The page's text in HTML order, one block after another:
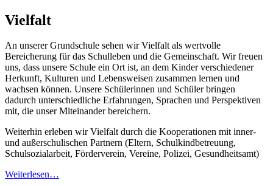
Vielfalt
An unserer Grundschule sehen wir Vielfalt als wertvolle
Bereicherung für das Schulleben und die Gemeinschaft. Wir freuen
uns, dass unsere Schule ein Ort ist, an dem Kinder verschiedener
Herkunft, Kulturen und Lebensweisen zusammen lernen und
wachsen können. Unsere Schülerinnen und Schüler bringen
dadurch unterschiedliche Erfahrungen, Sprachen und Perspektiven
mit, die unser Miteinander bereichern.
Weiterhin erleben wir Vielfalt durch die Kooperationen mit inner-
und außerschulischen Partnern (Eltern, Schulkindbetreuung,
Schulsozialarbeit, Förderverein, Vereine, Polizei, Gesundheitsamt)
Weiterlesen…